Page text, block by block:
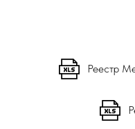
Реестр